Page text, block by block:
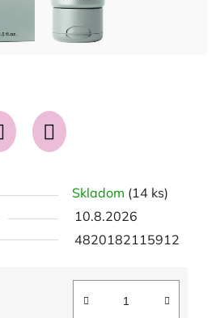
Skladom (14 ks)
10.8.2026
4820182115912